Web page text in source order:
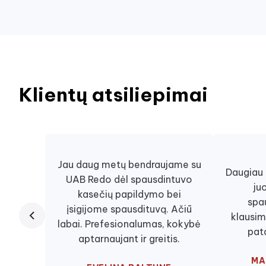
Klientų atsiliepimai
Jau daug metų bendraujame su
UAB Redo dėl spausdintuvo
kasečių papildymo bei
įsigijome spausdituvą. Ačiū
labai. Prefesionalumas, kokybė
aptarnaujant ir greitis.